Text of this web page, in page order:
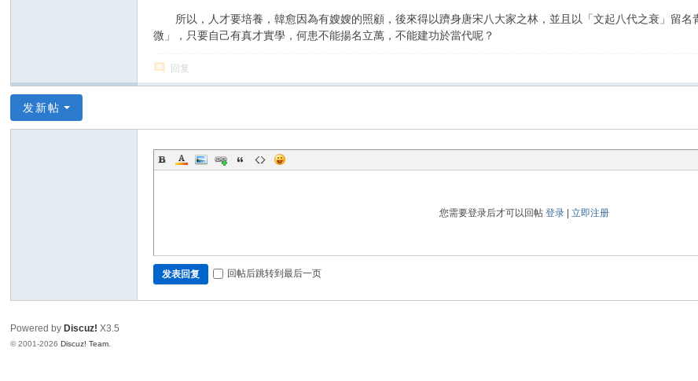
所以，人才要培養，韓愈因為有嫂嫂的照顧，後來得以躋身唐宋八大家之林，並且以「文起八代之衰」留名
微」，只要自己有真才實學，何患不能揚名立萬，不能建功於當代呢？
回复
发新帖
您需要登录后才可以回帖登录 |立即注册
发表回复 回帖后跳转到最后一页
Powered by Discuz! X3.5
© 2001-2026Discuz! Team.